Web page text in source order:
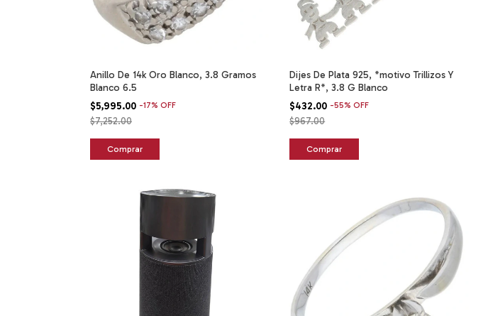
Anillo De 14k Oro Blanco, 3.8 Gramos
Blanco 6.5
$5,995.00 -17% OFF
$7,252.00
Dijes De Plata 925, *motivo Trillizos Y
Letra R*, 3.8 G Blanco
$432.00 -55%OFF
$967.00